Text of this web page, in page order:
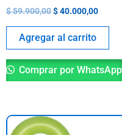
$59.900,00$40.000,00
Agregar al carrito
Comprar por WhatsApp